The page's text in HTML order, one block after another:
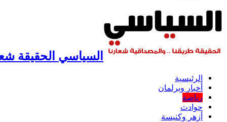
السياسي الحقيقة
الرئيسية
أخبار وبرلمان
رياضة
حوادث
أزهر وكنيسة